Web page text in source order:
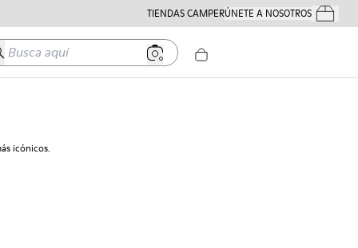
TIENDAS CAMPERÚNETE A NOSOTROSTus
aquí
icónicos.